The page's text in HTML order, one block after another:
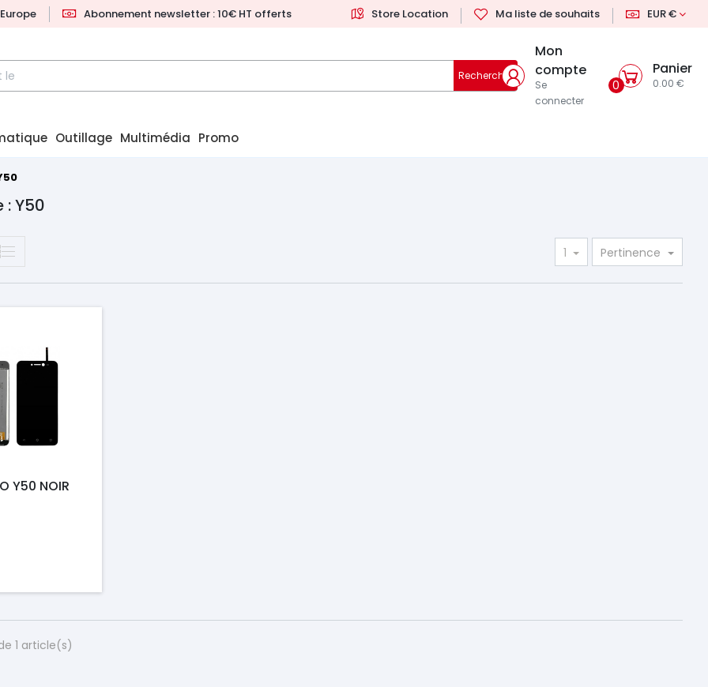
Abonnement newsletter : 10€ HT offerts Store Location Ma liste de souhaits EUR €
Rechercher
Mon
compte
Se
connecter
0
Panier
0.00 €
Outillage Multimédia Promo
Y50
1 Pertinence
Y50 NOIR
1 article(s)